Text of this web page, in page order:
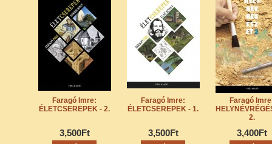
Faragó Imre:
ÉLETCSEREPEK - 2.
3,500Ft
Faragó Imre:
ÉLETCSEREPEK - 1.
3,500Ft
Faragó
2.
3,400Ft